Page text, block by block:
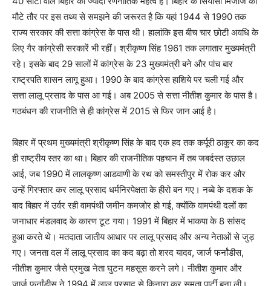
मौटे तौर पर इस तथ्य से समझने की जरूरत है कि यहां 1944 से 1990 तक
राज्य सरकार की सत्ता कांग्रेस के पास थी। हालांकि इस बीच चार छोटी अवधि के
लिए गैर कांग्रेसी सरकारें भी रहीं। श्रीकृष्ण सिंह 1961 तक लगातार मुख्यमंत्री
रहे। इसके बाद 29 सालों में कांग्रेस के 23 मुख्यमंत्री बने और पांच बार
राष्ट्रपति शासन लागू हुआ। 1990 के बाद कांग्रेस हाशिये पर चली गई और
सत्ता लालू प्रसाद के पास आ गई। अब 2005 से सत्ता नीतीश कुमार के पास है।
गठबंधन की राजनीति से ही कांग्रेस में 2015 से फिर जान आई है।
बिहार में प्रथम मुख्यमंत्री श्रीकृष्ण सिंह के बाद एक हद तक कर्पूरी ठाकुर का कद
ही राष्ट्रीय स्तर का था। बिहार की राजनीतिक पहचान में तब जबर्दस्त उछाल
आई, जब 1990 में लालकृष्ण आडवाणी के रथ को समस्तीपुर में रोक कर और
उन्हें गिरफ्तार कर लालू प्रसाद धर्मनिरपेक्षता के हीरो बन गए। नब्बे के दशक के
बाद बिहार में उर्वर रही वामपंथी जमीन कमजोर हो गई, क्योंकि वामपंथी दलों का
जनाधार मंडलवाद के कारण टूट गया। 1991 में बिहार में भाकपा के 8 सांसद
हुआ करते थे। मतदाता जातीय आधार पर लालू प्रसाद और अन्य नेताओं से जुड़
गए। जनता दल में लालू प्रसाद का कद बढ़ा तो शरद यादव, जार्ज फर्नांडीस,
नीतीश कुमार जैसे प्रमुख नेता घुटन महसूस करने लगे। नीतीश कुमार और